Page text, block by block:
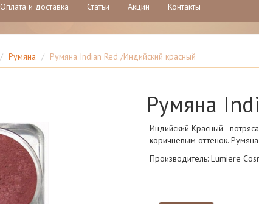
Оплата и доставка Статьи Акции Контакты
Румяна Румяна Indian Red /Индийский красный
Румяна
Индийский Красный -
коричневым оттенок.
Производитель: Lumiere